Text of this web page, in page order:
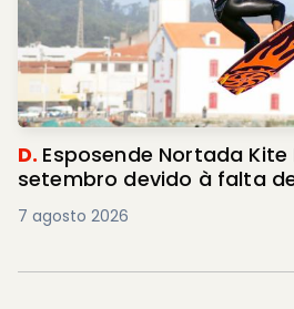
D. Esposende Nortada
setembro devido à falta
7 agosto 2026